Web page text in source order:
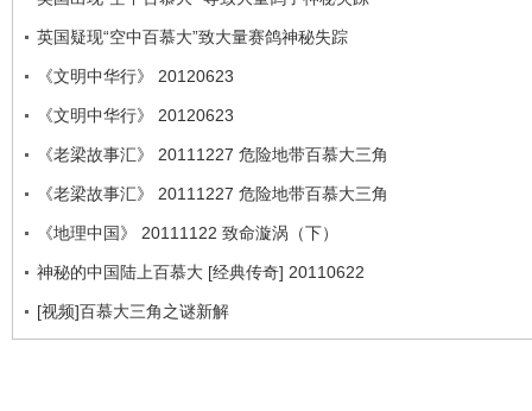
英国疑现“空中百慕大”致大量赛鸽神秘失踪
《文明中华行》 20120623
《文明中华行》 20120623
《老梁故事汇》 20111227 危险地带百慕大三角
《老梁故事汇》 20111227 危险地带百慕大三角
《地理中国》 20111122 致命漩涡（下）
神秘的中国陆上百慕大 [经典传奇] 20110622
[视频]百慕大三角之谜新解